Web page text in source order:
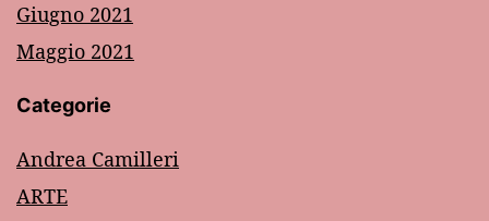
Giugno 2021
Maggio 2021
Categorie
Andrea Camilleri
ARTE